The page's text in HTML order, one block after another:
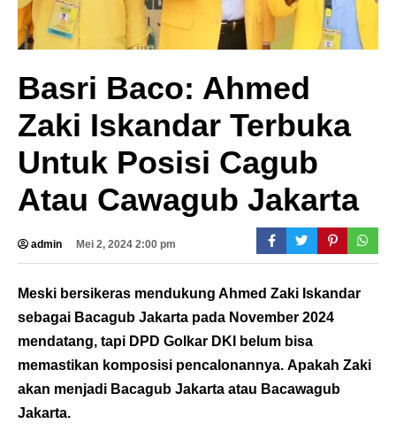
Basri Baco: Ahmed
Zaki Iskandar Terbuka
Untuk Posisi Cagub
Atau Cawagub Jakarta
admin Mei 2, 2024 2:00 pm
Meski bersikeras mendukung Ahmed Zaki Iskandar
sebagai Bacagub Jakarta pada November 2024
mendatang, tapi DPD Golkar DKI belum bisa
memastikan komposisi pencalonannya. Apakah Zaki
akan menjadi Bacagub Jakarta atau Bacawagub
Jakarta.